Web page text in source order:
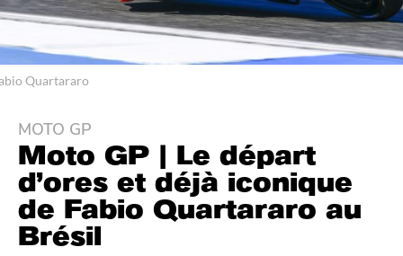
Quartararo
5
m
i
s
MOTO GP
Moto GP | Le départ
d’ores et déjà iconique
de Fabio Quartararo au
Brésil